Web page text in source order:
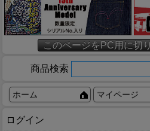
このページをPC用に切
商品検索
ホーム マイページ
ログイン